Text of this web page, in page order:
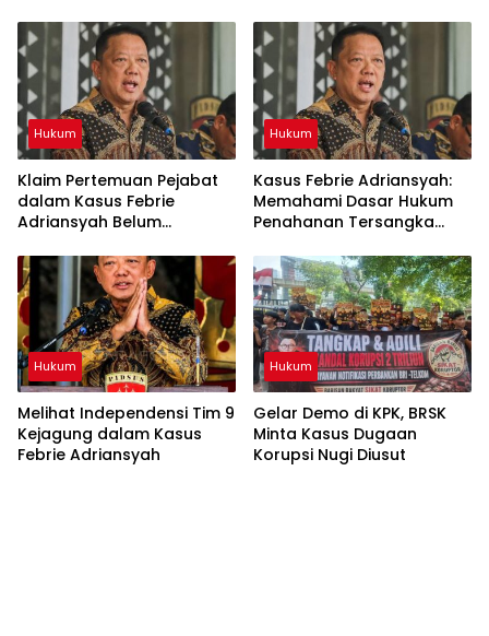
Segera Beri Kepastian
Hukum
Tegas
Hukum
Klaim Pertemuan Pejabat
dalam Kasus Febrie
Adriansyah Belum
Verifikasi Informasi
Hukum
Kasus Febrie Adriansyah:
Memahami Dasar Hukum
Penahanan Tersangka
Hukum
Melihat Independensi Tim 9
Kejagung dalam Kasus
Febrie Adriansyah
Hukum
Gelar Demo di KPK, BRSK
Minta Kasus Dugaan
Korupsi Nugi Diusut